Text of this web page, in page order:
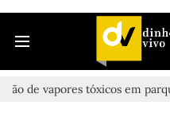
tóxicos em parque aquático